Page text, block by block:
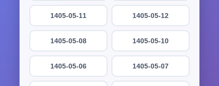
1405-05-12
1405-05-11
1405-05-10
1405-05-08
1405-05-07
1405-05-06